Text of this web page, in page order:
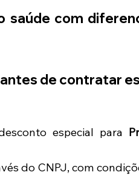
com
de contratar
especial para
do CNPJ, com